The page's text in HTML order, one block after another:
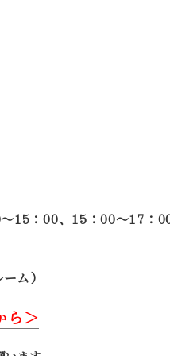
15：00、15：00～17：
ム）
ら＞